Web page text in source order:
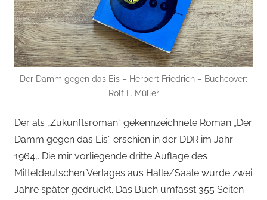
Der Damm gegen das Eis – Herbert Friedrich – Buchcover:
Rolf F. Müller
Der als „Zukunftsroman“ gekennzeichnete Roman „Der
Damm gegen das Eis“ erschien in der DDR im Jahr
1964,. Die mir vorliegende dritte Auflage des
Mitteldeutschen Verlages aus Halle/Saale wurde zwei
Jahre später gedruckt. Das Buch umfasst 355 Seiten